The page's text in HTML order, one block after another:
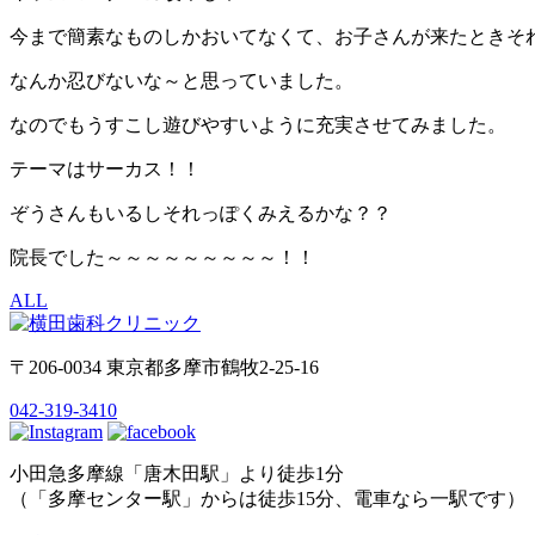
今まで簡素なものしかおいてなくて、お子さんが来たときそ
なんか忍びないな～と思っていました。
なのでもうすこし遊びやすいように充実させてみました。
テーマはサーカス！！
ぞうさんもいるしそれっぽくみえるかな？？
院長でした～～～～～～～～～！！
ALL
〒206-0034 東京都多摩市鶴牧2-25-16
042-319-3410
小田急多摩線「唐木田駅」より徒歩1分
（「多摩センター駅」からは徒歩15分、電車なら一駅です）